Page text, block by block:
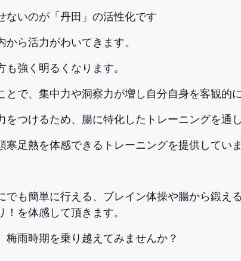
ないのが「丹田」の活性化です
ら活力がわいてきます。
強く明るくなります。
で、集中力や洞察力が増し自分自身を客観的
つけるため、腸に特化したトレーニングを通し
足熱を体感できるトレーニングを提供していま
も簡単に行える、ブレイン体操や腸から鍛え
を体感して頂きます。
雨時期を乗り越えてみませんか？